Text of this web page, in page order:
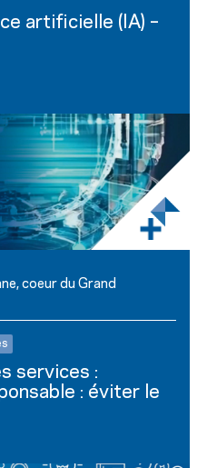
artificielle (IA) –
coeur du Grand
services :
: éviter le